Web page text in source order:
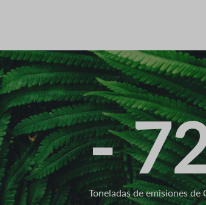
-
Toneladas de emisiones de